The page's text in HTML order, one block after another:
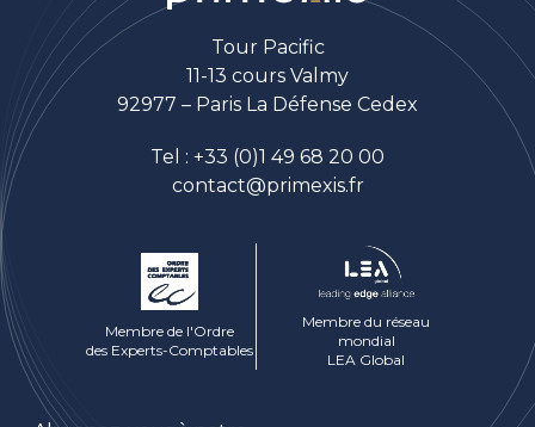
Tour Pacific
11-13 cours Valmy
92977 – Paris La Défense Cedex
Tel : +33 (0)1 49 68 20 00
contact@primexis.fr
Membre de l'Ordre
des Experts-Comptables
Membre du réseau
mondial
LEA Global